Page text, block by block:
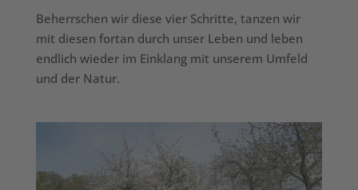
Beherrschen wir diese vier Schritte, tanzen wir
mit diesen fortan durch unser Leben und leben
endlich wieder im Einklang mit unserem Umfeld
und der Natur.